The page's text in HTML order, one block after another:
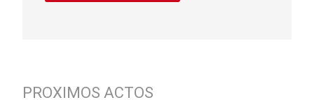
PROXIMOS ACTOS